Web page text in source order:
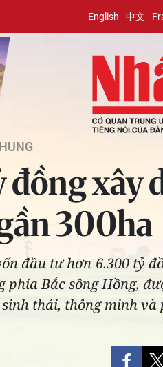
English 中文
xây
300ha
đầu tư hơn 6.300 tỷ
phía Bắc sông Hồng,
thái, thông minh